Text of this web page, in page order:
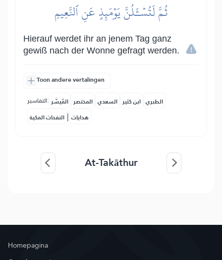
ثُمَّ لَتُسۡـَٔلُنَّ يَوۡمَئِذٍ عَنِ ٱلنَّعِيمِ
Hierauf werdet ihr an jenem Tag ganz
gewiß nach der Wonne gefragt werden.
Toon andere vertalingen
التفاسير: المُيسَّر المختصر السعدي ابن كثير الطبري
النفحات المكية | هدايات
At-Takāthur
Homepagina